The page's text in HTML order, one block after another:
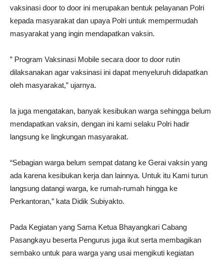
vaksinasi door to door ini merupakan bentuk pelayanan Polri
kepada masyarakat dan upaya Polri untuk mempermudah
masyarakat yang ingin mendapatkan vaksin.
” Program Vaksinasi Mobile secara door to door rutin
dilaksanakan agar vaksinasi ini dapat menyeluruh didapatkan
oleh masyarakat,” ujarnya.
Ia juga mengatakan, banyak kesibukan warga sehingga belum
mendapatkan vaksin, dengan ini kami selaku Polri hadir
langsung ke lingkungan masyarakat.
“Sebagian warga belum sempat datang ke Gerai vaksin yang
ada karena kesibukan kerja dan lainnya. Untuk itu Kami turun
langsung datangi warga, ke rumah-rumah hingga ke
Perkantoran,” kata Didik Subiyakto.
Pada Kegiatan yang Sama Ketua Bhayangkari Cabang
Pasangkayu beserta Pengurus juga ikut serta membagikan
sembako untuk para warga yang usai mengikuti kegiatan